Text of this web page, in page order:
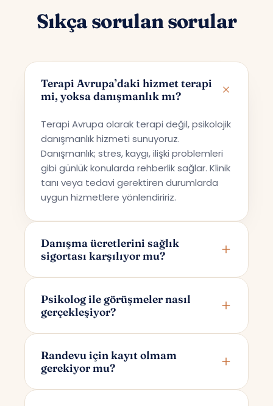
Sıkça sorulan sorular
Terapi Avrupa’daki hizmet terapi
mi, yoksa danışmanlık mı?
Terapi Avrupa olarak terapi değil, psikolojik
danışmanlık hizmeti sunuyoruz.
Danışmanlık; stres, kaygı, ilişki problemleri
gibi günlük konularda rehberlik sağlar. Klinik
tanı veya tedavi gerektiren durumlarda
uygun hizmetlere yönlendiririz.
Danışma ücretlerini sağlık
sigortası karşılıyor mu?
sunmaktadır; bu nedenle ücretler sağlık
sigortaları tarafından karşılanmamaktadır.
Psikolog ile görüşmeler nasıl
gerçekleşiyor?
üzerinden yapılır. Randevunuzu
oluşturduktan sonra yalnızca size ve
Randevu için kayıt olmam
gerekiyor mu?